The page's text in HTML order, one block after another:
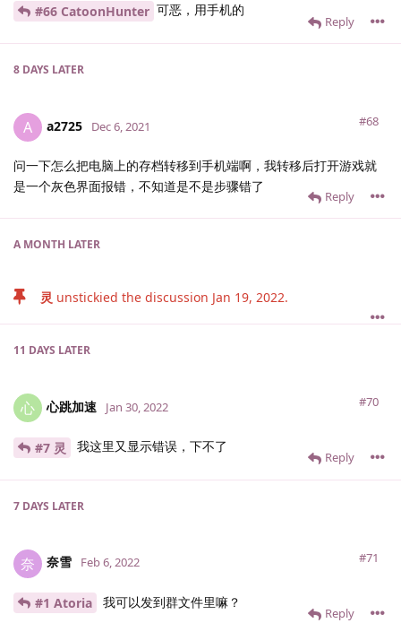
#66 CatoonHunter 可恶，用手机的
Reply
8 DAYS LATER
A a2725 #68
Dec 6, 2021
问一下怎么把电脑上的存档转移到手机端啊，我转移后打开游戏就
是一个灰色界面报错，不知道是不是步骤错了
Reply
A MONTH LATER
灵 unstickied the discussion Jan 19, 2022.
11 DAYS LATER
心 心跳加速 #70
Jan 30, 2022
#7 灵 我这里又显示错误，下不了
Reply
7 DAYS LATER
奈 奈雪 #71
Feb 6, 2022
#1 Atoria 我可以发到群文件里嘛？
Reply